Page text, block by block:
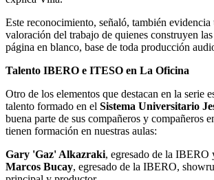
Este reconocimiento, señaló, también evidencia
valoración del trabajo de quienes construyen
página en blanco, base de toda producción
Talento IBERO e ITESO en La Oficina
Otro de los elementos que destacan en la serie
talento formado en el Sistema Universitario
buena parte de sus compañeros y compañeros
tienen formación en nuestras aulas:
Gary 'Gaz' Alkazraki, egresado de la IBERO
Marcos Bucay, egresado de la IBERO,